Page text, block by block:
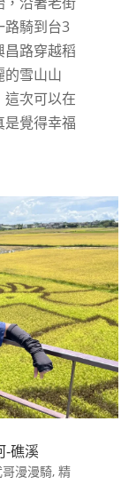
路騎到台3
路穿越稻
的雪山山
這次可以在
覺得幸福
-礁溪
漫漫騎, 精